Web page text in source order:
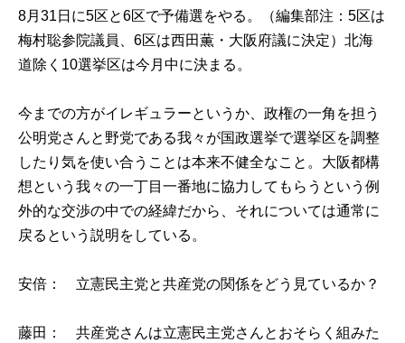
8月31日に5区と6区で予備選をやる。（編集部注：5区は
梅村聡参院議員、6区は西田薫・大阪府議に決定）北海
道除く10選挙区は今月中に決まる。
今までの方がイレギュラーというか、政権の一角を担う
公明党さんと野党である我々が国政選挙で選挙区を調整
したり気を使い合うことは本来不健全なこと。大阪都構
想という我々の一丁目一番地に協力してもらうという例
外的な交渉の中での経緯だから、それについては通常に
戻るという説明をしている。
安倍： 立憲民主党と共産党の関係をどう見ているか？
藤田： 共産党さんは立憲民主党さんとおそらく組みた